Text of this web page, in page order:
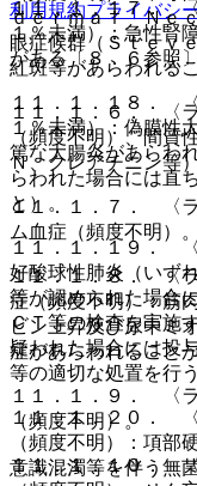
１１．１．１７．
１％未満）：急性腎
がある〔８．６参照〕
１１．１．１８．
１％未満）：偽膜性
篤な大腸炎があらわ
らわれた場合には直
と）。
１１．１．１９．
好酸球性肺炎（いず
等が認められた場合
ＣＴ等の検査を実施
疑われた場合には投
等の適切な処置を行
１１．１．２０．
（頻度不明）：項部
意識混濁等を伴う無
ｄｅｒｍａｌ Ｎｅ
眼症候群（Ｓｔｅｖ
紅斑等があらわれる
１１．１．６． 〈
（頻度不明）、間質
Ｎ、クレアチニン等
１１．１．７． 〈
ム血症（頻度不明）。
１１．１．８． 〈
症（頻度不明）：筋
ビン上昇及び尿中ミ
症があらわれること
１１．１．９． 〈
（頻度不明）。
１１．１．１０．
利用規約プライバシ